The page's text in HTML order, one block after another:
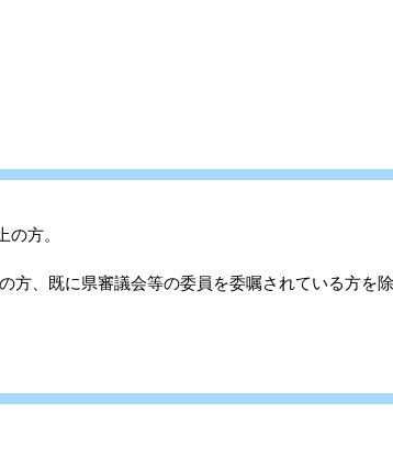
方。
方、既に県審議会等の委員を委嘱されている方を